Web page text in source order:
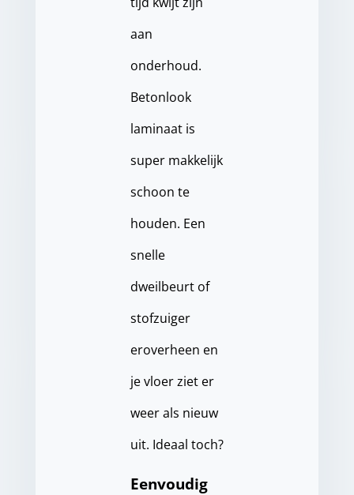
aan
onderhoud.
Betonlook
laminaat is
super makkelijk
schoon te
houden. Een
snelle
dweilbeurt of
stofzuiger
eroverheen en
je vloer ziet er
weer als nieuw
uit. Ideaal toch?
Eenvoudig